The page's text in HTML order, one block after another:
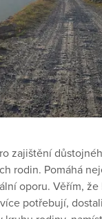
zajištění
rodin. Pomáhá
oporu. Věřím,
potřebují,